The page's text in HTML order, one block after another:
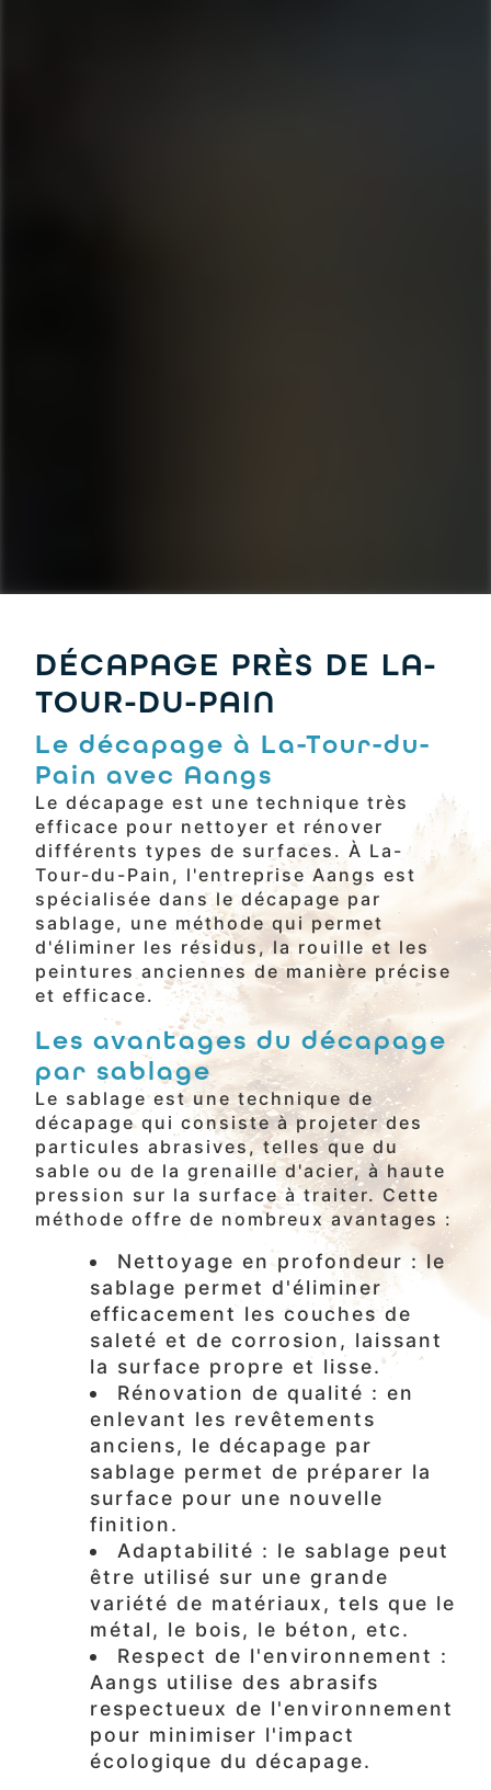
DÉCAPAGE PRÈS DE LA-
TOUR-DU-PAIN
Le décapage à La-Tour-du-
Pain avec Aangs
Le décapage est une technique très
efficace pour nettoyer et rénover
différents types de surfaces. À La-
Tour-du-Pain, l'entreprise Aangs est
spécialisée dans le décapage par
sablage, une méthode qui permet
d'éliminer les résidus, la rouille et les
peintures anciennes de manière précise
et efficace.
Les avantages du décapage
par sablage
Le sablage est une technique de
décapage qui consiste à projeter des
particules abrasives, telles que du
sable ou de la grenaille d'acier, à haute
pression sur la surface à traiter. Cette
méthode offre de nombreux avantages :
Nettoyage en profondeur : le
sablage permet d'éliminer
efficacement les couches de
saleté et de corrosion, laissant
la surface propre et lisse.
Rénovation de qualité : en
enlevant les revêtements
anciens, le décapage par
sablage permet de préparer la
surface pour une nouvelle
finition.
Adaptabilité : le sablage peut
être utilisé sur une grande
variété de matériaux, tels que le
métal, le bois, le béton, etc.
Respect de l'environnement :
Aangs utilise des abrasifs
respectueux de l'environnement
pour minimiser l'impact
écologique du décapage.